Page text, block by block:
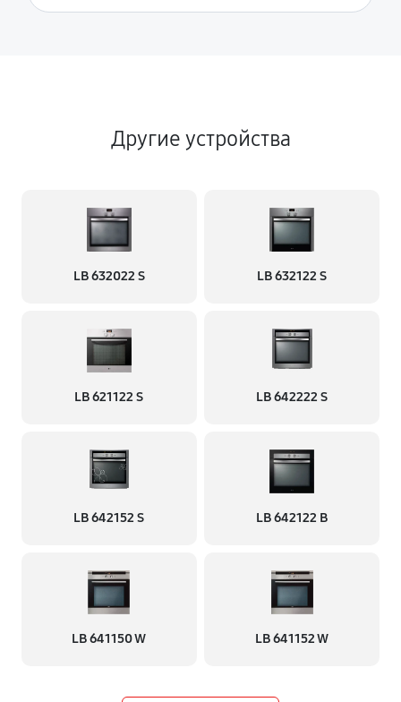
Другие устройства
LB 632022 S LB 632122 S
LB 621122 S LB 642222 S
LB 642152 S LB 642122 B
LB 641150 W LB 641152 W